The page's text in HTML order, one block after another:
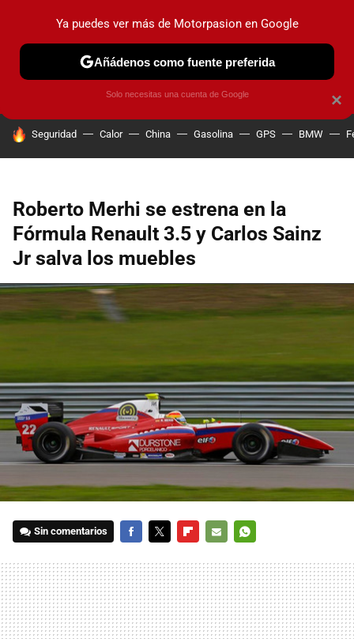
PRUEBAS COCHES ELÉCTRICOS OBSERVATORIO
HOY SE HABLA DE
Seguridad Calor China Gasolina GPS BMW
Roberto Merhi se estrena en la
Fórmula Renault 3.5 y Carlos Sainz
Jr salva los muebles
Sin comentarios
MAIL
×
Ya puedes ver más de Motorpasion en Google
Añádenos como fuente preferida
Solo necesitas una cuenta de Google